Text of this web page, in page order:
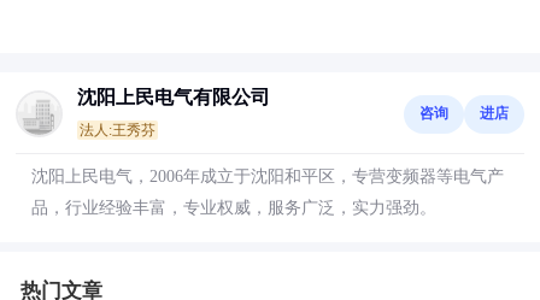
沈阳上民电气有限公司
法人:王秀芬
咨询 进店
沈阳上民电气，2006年成立于沈阳和平区，专营变频器等电气产
品，行业经验丰富，专业权威，服务广泛，实力强劲。
热门文章